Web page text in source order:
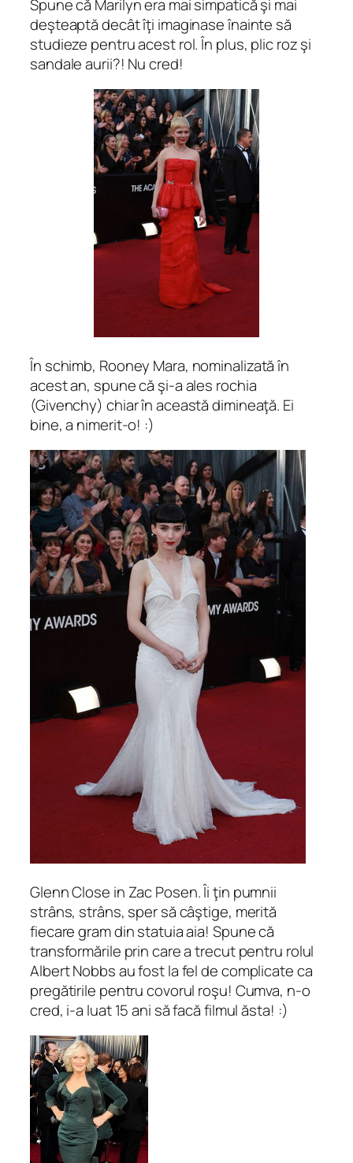
Spune că Marilyn era mai simpatică şi mai
deşteaptă decât îţi imaginase înainte să
studieze pentru acest rol. În plus, plic roz şi
sandale aurii?! Nu cred!
În schimb, Rooney Mara, nominalizată în
acest an, spune că şi-a ales rochia
(Givenchy) chiar în această dimineaţă. Ei
bine, a nimerit-o! :)
Glenn Close in Zac Posen. Îi ţin pumnii
strâns, strâns, sper să câştige, merită
fiecare gram din statuia aia! Spune că
transformările prin care a trecut pentru rolul
Albert Nobbs au fost la fel de complicate ca
pregătirile pentru covorul roşu! Cumva, n-o
cred, i-a luat 15 ani să facă filmul ăsta! :)